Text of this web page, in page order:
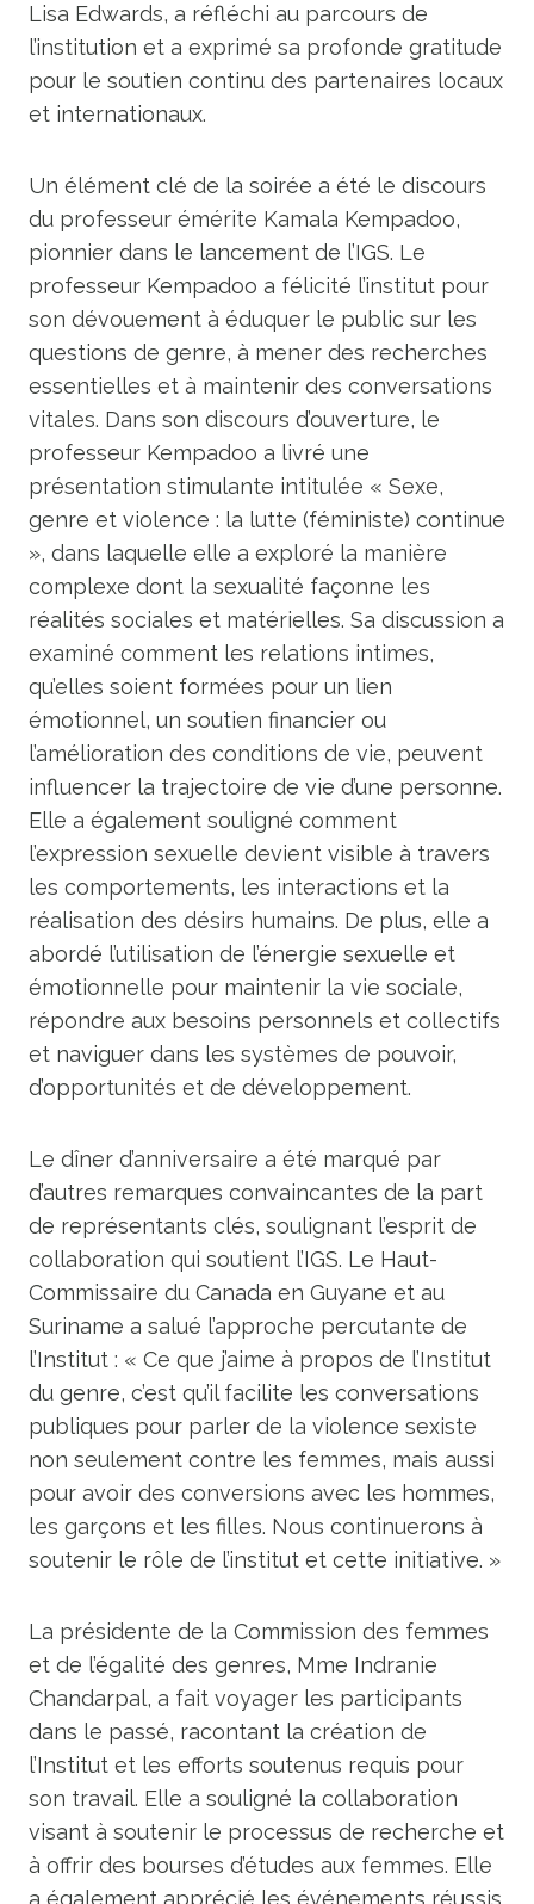
Lisa Edwards, a réfléchi au parcours de
l’institution et a exprimé sa profonde gratitude
pour le soutien continu des partenaires locaux
et internationaux.
Un élément clé de la soirée a été le discours
du professeur émérite Kamala Kempadoo,
pionnier dans le lancement de l’IGS. Le
professeur Kempadoo a félicité l’institut pour
son dévouement à éduquer le public sur les
questions de genre, à mener des recherches
essentielles et à maintenir des conversations
vitales. Dans son discours d’ouverture, le
professeur Kempadoo a livré une
présentation stimulante intitulée « Sexe,
genre et violence : la lutte (féministe) continue
», dans laquelle elle a exploré la manière
complexe dont la sexualité façonne les
réalités sociales et matérielles. Sa discussion a
examiné comment les relations intimes,
qu’elles soient formées pour un lien
émotionnel, un soutien financier ou
l’amélioration des conditions de vie, peuvent
influencer la trajectoire de vie d’une personne.
Elle a également souligné comment
l’expression sexuelle devient visible à travers
les comportements, les interactions et la
réalisation des désirs humains. De plus, elle a
abordé l’utilisation de l’énergie sexuelle et
émotionnelle pour maintenir la vie sociale,
répondre aux besoins personnels et collectifs
et naviguer dans les systèmes de pouvoir,
d’opportunités et de développement.
Le dîner d’anniversaire a été marqué par
d’autres remarques convaincantes de la part
de représentants clés, soulignant l’esprit de
collaboration qui soutient l’IGS. Le Haut-
Commissaire du Canada en Guyane et au
Suriname a salué l’approche percutante de
l’Institut : « Ce que j’aime à propos de l’Institut
du genre, c’est qu’il facilite les conversations
publiques pour parler de la violence sexiste
non seulement contre les femmes, mais aussi
pour avoir des conversions avec les hommes,
les garçons et les filles. Nous continuerons à
soutenir le rôle de l’institut et cette initiative. »
La présidente de la Commission des femmes
et de l’égalité des genres, Mme Indranie
Chandarpal, a fait voyager les participants
dans le passé, racontant la création de
l’Institut et les efforts soutenus requis pour
son travail. Elle a souligné la collaboration
visant à soutenir le processus de recherche et
à offrir des bourses d’études aux femmes. Elle
a également apprécié les événements réussis